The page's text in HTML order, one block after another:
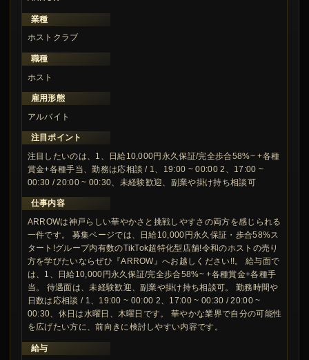
業種
ホストクラブ
職種
ホスト
雇用形態
アルバイト
注目ポイント
注目したいのは、1、日給10,000円永久保証/完全歩合58%~ +各種
賞金+各種手当、勤務は応相談 / 1、19:00 ~ 00:00 2、17:00 ~
00:30 / 20:00 ~ 00:30、未経験歓迎、副業や掛け持ち相談可
仕事内容
ARROWは神戸らしい華やかさと挑戦しやすさの両方を感じられる
一件です。 募集ページでは、日給10,000円永久保証・歩合58%ス
タート!グループ内有数のTikTok超特化型店舗!令和のホストの売り
方を学びたいならぜひ『ARROW』へお越しください!!。 給与面で
は、1、日給10,000円永久保証/完全歩合58%~ +各種賞金+各種手
当。 待遇面は、未経験歓迎、副業や掛け持ち相談可。 勤務時間や
日数は応相談 / 1、19:00 ~ 00:00 2、17:00 ~ 00:30 / 20:00 ~
00:30、休日は水曜日、木曜日です。 華やかな業界で自分の可能性
を広げたい方に、前向きに検討しやすい内容です。
給与